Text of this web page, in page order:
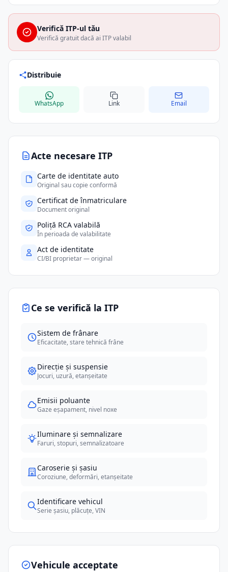
Acte necesare ITP
Carte de identitate auto
Original sau copie conformă
Certificat de înmatriculare
Document original
Poliță RCA valabilă
În perioada de valabilitate
Act de identitate
CI/BI proprietar — original
Ce se verifică la ITP
Sistem de frânare
Eficacitate, stare tehnică frâne
Direcție și suspensie
Jocuri, uzură, etanșeitate
Emisii poluante
Gaze eșapament, nivel noxe
Iluminare și semnalizare
Faruri, stopuri, semnalizatoare
Caroserie și șasiu
Coroziune, deformări, etanșeitate
Identificare vehicul
Serie șasiu, plăcuțe, VIN
Vehicule acceptate
Verifică ITP-ul tău
Verifică gratuit dacă ai ITP valabil
Distribuie
WhatsApp Link Email